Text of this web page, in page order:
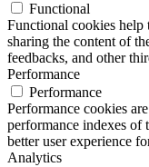
Functional
Functional cookies
sharing the content of
feedbacks, and other
Performance
Performance
Performance cookies
performance indexes of
better user experience
Analytics